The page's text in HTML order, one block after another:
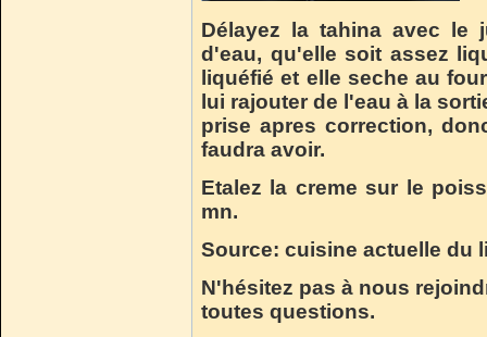
Délayez la tahina avec le
d'eau, qu'elle soit assez
liquéfié et elle seche au
lui rajouter de l'eau à la
prise apres correction,
faudra avoir.
Etalez la creme sur le
mn.
Source: cuisine actuelle du
N'hésitez pas à nous
toutes questions.